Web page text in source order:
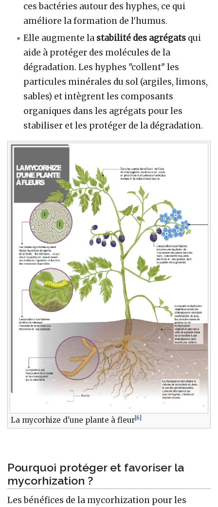
ces bactéries autour des hyphes, ce qui
améliore la formation de l'humus.
Elle augmente la stabilité des agrégats qui
aide à protéger des molécules de la
dégradation. Les hyphes "collent" les
particules minérales du sol (argiles, limons,
sables) et intègrent les composants
organiques dans les agrégats pour les
stabiliser et les protéger de la dégradation.
La mycorhize d'une plante à fleur 6
Pourquoi protéger et favoriser la
mycorhization ?
Les bénéfices de la mycorhization pour les